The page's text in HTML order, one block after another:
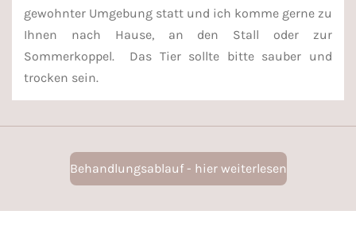
gewohnter Umgebung statt und ich komme gerne zu
Ihnen nach Hause, an den Stall oder zur
Sommerkoppel.
Das Tier sollte bitte sauber und
trocken sein.
Behandlungsablauf - hier weiterlesen